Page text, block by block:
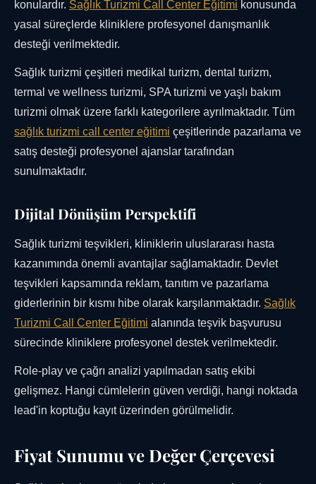
konulardır. Sağlık Turizmi Call Center Eğitimi konusunda
yasal süreçlerde kliniklere profesyonel danışmanlık
desteği verilmektedir.
Sağlık turizmi çeşitleri medikal turizm, dental turizm,
termal ve wellness turizmi, SPA turizmi ve yaşlı bakım
turizmi olmak üzere farklı kategorilere ayrılmaktadır. Tüm
sağlık turizmi call center eğitimi çeşitlerinde pazarlama ve
satış desteği profesyonel ajanslar tarafından
sunulmaktadır.
Dijital Dönüşüm Perspektifi
Sağlık turizmi teşvikleri, kliniklerin uluslararası hasta
kazanımında önemli avantajlar sağlamaktadır. Devlet
teşvikleri kapsamında reklam, tanıtım ve pazarlama
giderlerinin bir kısmı hibe olarak karşılanmaktadır. Sağlık
Turizmi Call Center Eğitimi alanında teşvik başvurusu
sürecinde kliniklere profesyonel destek verilmektedir.
Role-play ve çağrı analizi yapılmadan satış ekibi
gelişmez. Hangi cümlelerin güven verdiği, hangi noktada
lead'in koptuğu kayıt üzerinden görülmelidir.
Fiyat Sunumu ve Değer Çerçevesi